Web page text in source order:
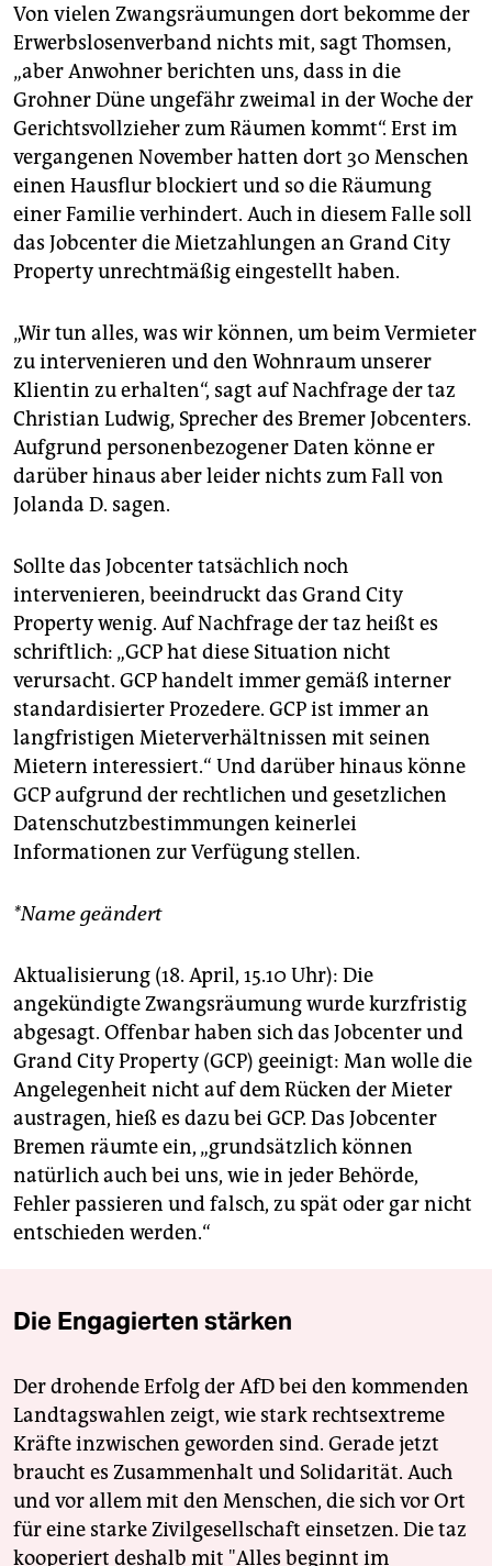
Von vielen Zwangsräumungen dort bekomme der
Erwerbslosenverband nichts mit, sagt Thomsen,
„aber Anwohner berichten uns, dass in die
Grohner Düne ungefähr zweimal in der Woche der
Gerichtsvollzieher zum Räumen kommt“. Erst im
vergangenen November hatten dort 30 Menschen
einen Hausflur blockiert und so die Räumung
einer Familie verhindert. Auch in diesem Falle soll
das Jobcenter die Mietzahlungen an Grand City
Property unrechtmäßig eingestellt haben.
„Wir tun alles, was wir können, um beim Vermieter
zu intervenieren und den Wohnraum unserer
Klientin zu erhalten“, sagt auf Nachfrage der taz
Christian Ludwig, Sprecher des Bremer Jobcenters.
Aufgrund personenbezogener Daten könne er
darüber hinaus aber leider nichts zum Fall von
Jolanda D. sagen.
Sollte das Jobcenter tatsächlich noch
intervenieren, beeindruckt das Grand City
Property wenig. Auf Nachfrage der taz heißt es
schriftlich: „GCP hat diese Situation nicht
verursacht. GCP handelt immer gemäß interner
standardisierter Prozedere. GCP ist immer an
langfristigen Mieterverhältnissen mit seinen
Mietern interessiert.“ Und darüber hinaus könne
GCP aufgrund der rechtlichen und gesetzlichen
Datenschutzbestimmungen keinerlei
Informationen zur Verfügung stellen.
*Name geändert
Aktualisierung (18. April, 15.10 Uhr): Die
angekündigte Zwangsräumung wurde kurzfristig
abgesagt. Offenbar haben sich das Jobcenter und
Grand City Property (GCP) geeinigt: Man wolle die
Angelegenheit nicht auf dem Rücken der Mieter
austragen, hieß es dazu bei GCP. Das Jobcenter
Bremen räumte ein, „grundsätzlich können
natürlich auch bei uns, wie in jeder Behörde,
Fehler passieren und falsch, zu spät oder gar nicht
entschieden werden.“
Die Engagierten stärken
Der drohende Erfolg der AfD bei den kommenden
Landtagswahlen zeigt, wie stark rechtsextreme
Kräfte inzwischen geworden sind. Gerade jetzt
braucht es Zusammenhalt und Solidarität. Auch
und vor allem mit den Menschen, die sich vor Ort
für eine starke Zivilgesellschaft einsetzen. Die taz
kooperiert deshalb mit "Alles beginnt im